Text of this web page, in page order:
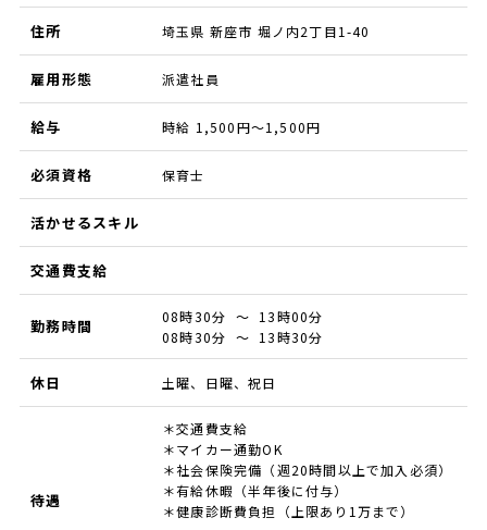
住所 埼玉県 新座市 堀ノ内2丁目1-40
雇用形態 派遣社員
給与 時給 1,500円～1,500円
必須資格 保育士
活かせるスキル
交通費支給
勤務時間
08時30分 ～ 13時00分
08時30分 ～ 13時30分
休日 土曜、日曜、祝日
待遇
＊交通費支給
＊マイカー通勤OK
＊社会保険完備（週20時間以上で加入必須）
＊有給休暇（半年後に付与）
＊健康診断費負担（上限あり1万まで）